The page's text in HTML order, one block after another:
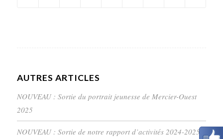
AUTRES ARTICLES
NOUVEAU : Sortie du portrait jeunesse de Mercier-Ouest
2025
NOUVEAU : Sortie de notre rapport d’activités 2024-2025